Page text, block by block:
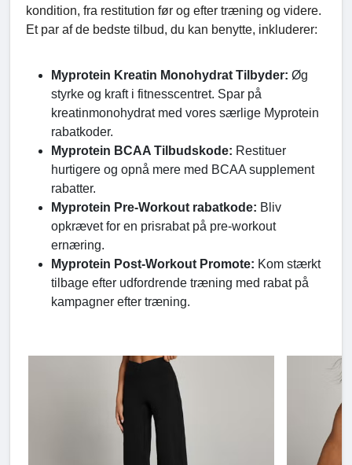
kondition, fra restitution før og efter træning og videre.
Et par af de bedste tilbud, du kan benytte, inkluderer:
Myprotein Kreatin Monohydrat Tilbyder: Øg
styrke og kraft i fitnesscentret. Spar på
kreatinmonohydrat med vores særlige Myprotein
rabatkoder.
Myprotein BCAA Tilbudskode: Restituer
hurtigere og opnå mere med BCAA supplement
rabatter.
Myprotein Pre-Workout rabatkode: Bliv
opkrævet for en prisrabat på pre-workout
ernæring.
Myprotein Post-Workout Promote: Kom stærkt
tilbage efter udfordrende træning med rabat på
kampagner efter træning.